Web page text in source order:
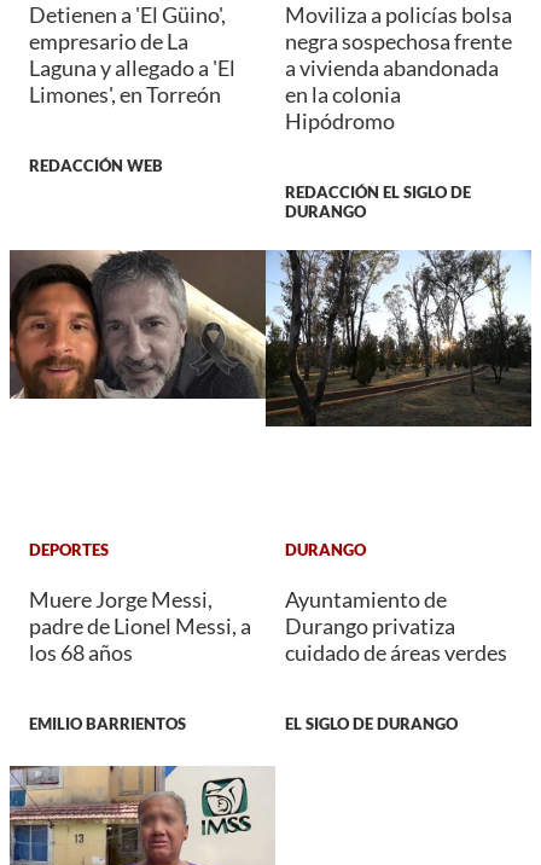
Detienen a 'El Güino',
empresario de La
Laguna y allegado a 'El
Limones', en Torreón
REDACCIÓN WEB
Moviliza a policías bolsa
negra sospechosa frente
a vivienda abandonada
en la colonia
Hipódromo
REDACCIÓN EL SIGLO DE
DURANGO
DEPORTES
Muere Jorge Messi,
padre de Lionel Messi, a
los 68 años
EMILIO BARRIENTOS
DURANGO
Ayuntamiento de
Durango privatiza
cuidado de áreas verdes
EL SIGLO DE DURANGO